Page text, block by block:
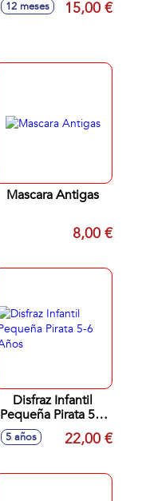
12 meses 15,00 €
Mascara Antigas
8,00 €
Disfraz Infantil
Pequeña Pirata 5-6
Años
5 años 22,00 €